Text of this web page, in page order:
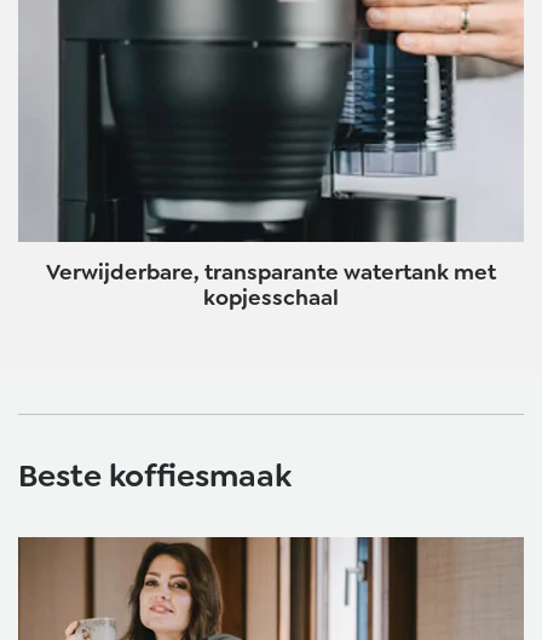
Verwijderbare, transparante watertank met
kopjesschaal
Beste koffiesmaak